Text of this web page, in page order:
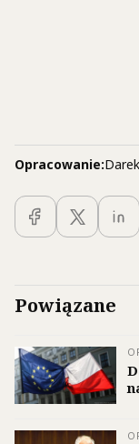
Opracowanie:
Powiązane